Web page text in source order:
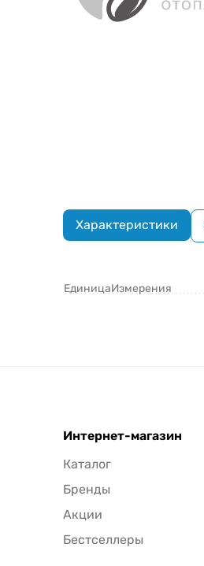
Характеристики
ЕдиницаИзмерения
Интернет-магазин
Каталог
Бренды
Акции
Бестселлеры